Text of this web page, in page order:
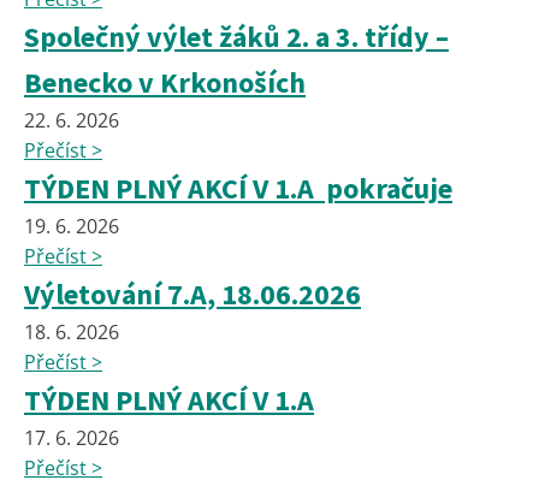
Společný výlet žáků 2. a 3. třídy –
Benecko v Krkonoších
22. 6. 2026
Přečíst >
TÝDEN PLNÝ AKCÍ V 1.A pokračuje
19. 6. 2026
Přečíst >
Výletování 7.A, 18.06.2026
18. 6. 2026
Přečíst >
TÝDEN PLNÝ AKCÍ V 1.A
17. 6. 2026
Přečíst >